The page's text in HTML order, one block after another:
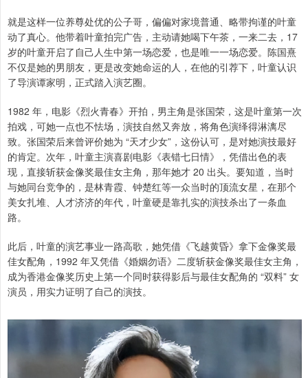
就是这样一位养尊处优的公子哥，偏偏对家境普通、略带拘谨的叶童
动了真心。他带着叶童拍完广告，主动请她喝下午茶，一来二去，17
岁的叶童开启了自己人生中第一场恋爱，也是唯一一场恋爱。陈国熹
不仅是她的男朋友，更是改变她命运的人，在他的引荐下，叶童认识
了导演谭家明，正式踏入演艺圈。
1982 年，电影《烈火青春》开拍，男主角是张国荣，这是叶童第一次
拍戏，可她一点也不怯场，演技自然又奔放，将角色演绎得淋漓尽
致。张国荣后来曾评价她为 “天才少女”，这份认可，是对她演技最好
的肯定。次年，叶童主演喜剧电影《表错七日情》，凭借出色的表
现，直接斩获金像奖最佳女主角，那年她才 20 出头。要知道，当时
与她同台竞争的，是林青霞、钟楚红等一众当时的顶流女星，在那个
美女扎堆、人才济济的年代，叶童硬是靠扎实的演技杀出了一条血
路。
此后，叶童的演艺事业一路高歌，她凭借《飞越黄昏》拿下金像奖最
佳女配角，1992 年又凭借《婚姻勿语》二度斩获金像奖最佳女主角，
成为香港金像奖历史上第一个同时获得影后与最佳女配角的 “双料” 女
演员，用实力证明了自己的演技。